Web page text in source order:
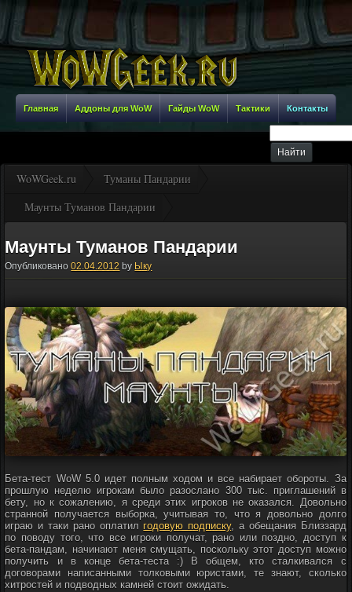
Главная Аддоны для WoW Гайды WoW Тактики Контакты
WoWGeek.ru
Туманы Пандарии
Маунты Туманов Пандарии
Маунты Туманов Пандарии
Опубликовано 02.04.2012 by Ыку
Бета-тест WoW 5.0 идет полным ходом и все набирает обороты. За
прошлую неделю игрокам было разослано 300 тыс. приглашений в
бету, но к сожалению, я среди этих игроков не оказался. Довольно
странной получается выборка, учитывая то, что я довольно долго
играю и таки рано оплатил годовую подписку, а обещания Близзард
по поводу того, что все игроки получат, рано или поздно, доступ к
бета-пандам, начинают меня смущать, поскольку этот доступ можно
получить и в конце бета-теста :) В общем, кто сталкивался с
договорами написанными толковыми юристами, те знают, сколько
хитростей и подводных камней стоит ожидать.